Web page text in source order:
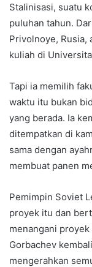
Stalinisasi, suatu
puluhan tahun.
Privolnoye, Rusia,
kuliah di
Tapi ia memilih
waktu itu bukan
yang berada. Ia
ditempatkan di
sama dengan
membuat panen
Pemimpin Soviet
proyek itu dan
menangani
Gorbachev
mengerahkan